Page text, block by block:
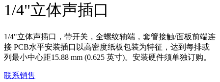
1/4"立体声插口
1/4"立体声插口，带开关，全螺纹轴端，套管接触/面板前端连
接 PCB水平安装插口以高密度纸板包装为特征，达到每排或
列最小中心距15.88 mm (0.625 英寸)。安装硬件须单独订购。
联系销售